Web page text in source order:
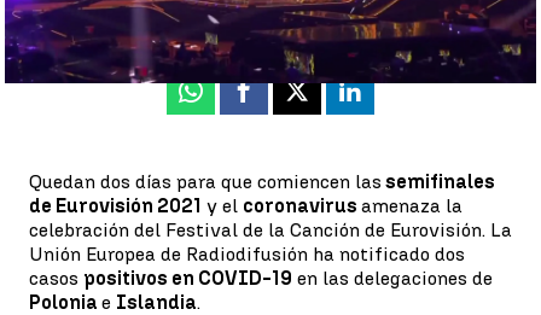
Actualizado:17 de mayo de 2021, 18:53
Publicado:17 de mayo de 2021, 16:42
Whatsapp
Facebook
X Linkedin
Quedan dos días para que comiencen las semifinales
de Eurovisión 2021 y el coronavirus amenaza la
celebración del Festival de la Canción de Eurovisión. La
Unión Europea de Radiodifusión ha notificado dos
casos positivos en COVID-19 en las delegaciones de
Polonia e Islandia.